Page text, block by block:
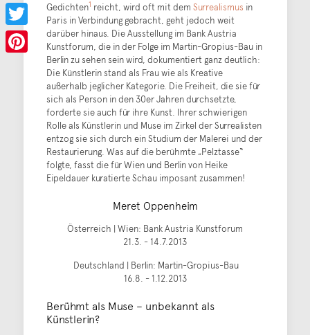
Gedichten1 reicht, wird oft mit dem Surrealismus in
Paris in Verbindung gebracht, geht jedoch weit
darüber hinaus. Die Ausstellung im Bank Austria
Kunstforum, die in der Folge im Martin-Gropius-Bau in
Berlin zu sehen sein wird, dokumentiert ganz deutlich:
Die Künstlerin stand als Frau wie als Kreative
außerhalb jeglicher Kategorie. Die Freiheit, die sie für
sich als Person in den 30er Jahren durchsetzte,
forderte sie auch für ihre Kunst. Ihrer schwierigen
Rolle als Künstlerin und Muse im Zirkel der Surrealisten
entzog sie sich durch ein Studium der Malerei und der
Restaurierung. Was auf die berühmte „Pelztasse“
folgte, fasst die für Wien und Berlin von Heike
Eipeldauer kuratierte Schau imposant zusammen!
Meret Oppenheim
Österreich | Wien: Bank Austria Kunstforum
21.3. - 14.7.2013
Deutschland | Berlin: Martin-Gropius-Bau
16.8. - 1.12.2013
Berühmt als Muse – unbekannt als
Künstlerin?
Facebook
Twitter